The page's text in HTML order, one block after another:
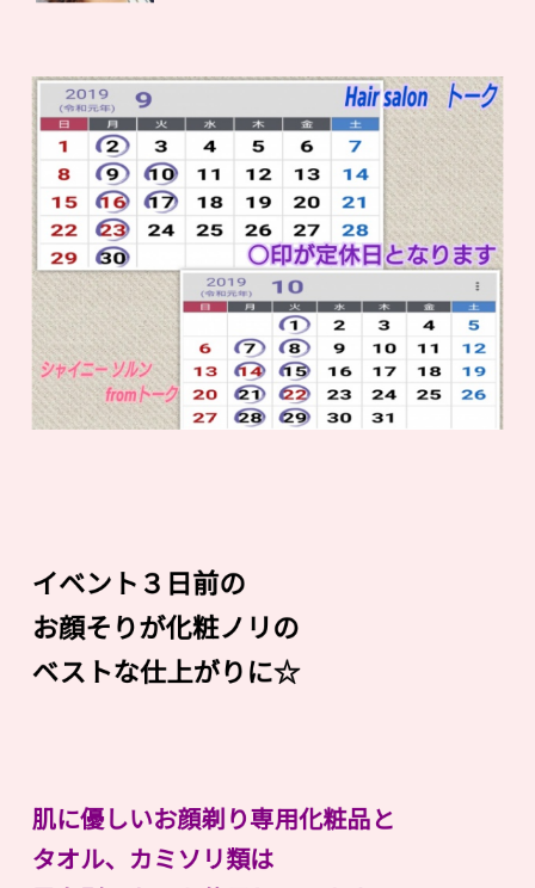
イベント３日前の
お顔そりが化粧ノリの
ベストな仕上がりに☆
肌に優しいお顔剃り専用化粧品と
タオル、カミソリ類は